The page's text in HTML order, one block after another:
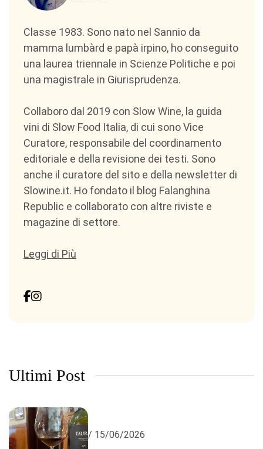
Classe 1983. Sono nato nel Sannio da
mamma lumbàrd e papà irpino, ho conseguito
una laurea triennale in Scienze Politiche e poi
una magistrale in Giurisprudenza.
Collaboro dal 2019 con Slow Wine, la guida
vini di Slow Food Italia, di cui sono Vice
Curatore, responsabile del coordinamento
editoriale e della revisione dei testi. Sono
anche il curatore del sito e della newsletter di
Slowine.it. Ho fondato il blog Falanghina
Republic e collaborato con altre riviste e
magazine di settore.
Leggi di Più
Ultimi Post
/ 15/06/2026